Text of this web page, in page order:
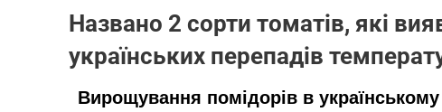
Названо 2 сорти томатів, які
українських перепадів
Вирощування помідорів в